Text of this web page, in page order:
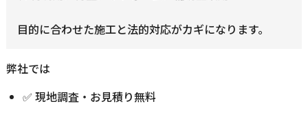
目的に合わせた施工と法的対応がカギになります。
弊社では
✅ 現地調査・お見積り無料